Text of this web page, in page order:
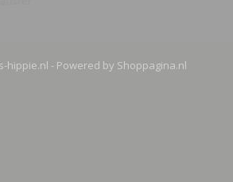
hippie.nl - Powered by Shoppagina.nl